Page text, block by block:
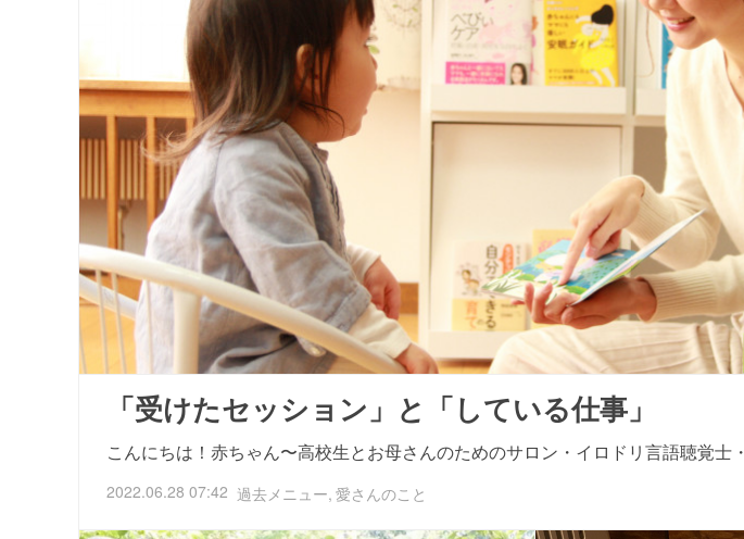
「受けたセッション」と「している仕事」
こんにちは！赤ちゃん〜高校生とお母さんのためのサロン・イロドリ言語聴覚
2022.06.28 07:42 過去メニュー 愛さんのこと